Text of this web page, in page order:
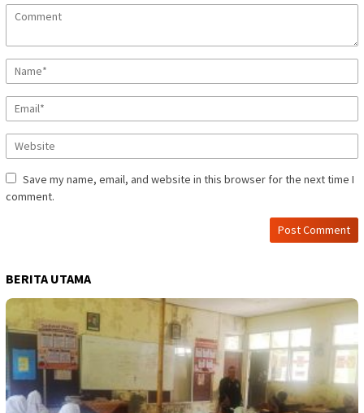
Save my name, email, and website in this browser for the next time I
comment.
BERITA UTAMA